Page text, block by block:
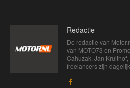
Redactie
De redactie van
van MOTO73 en
Cahuzak, Jan
freelancers zijn